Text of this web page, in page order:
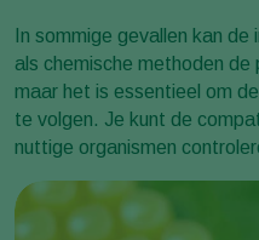
In sommige gevallen kan
als chemische methoden
maar het is essentieel om
te volgen. Je kunt de
nuttige organismen